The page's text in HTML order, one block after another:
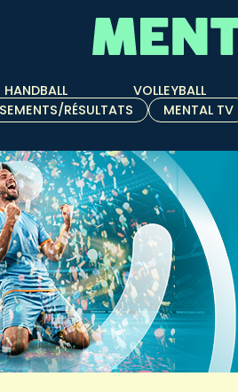
HANDBALL VOLLEYBALL
RÉSULTATS
MENTAL TV